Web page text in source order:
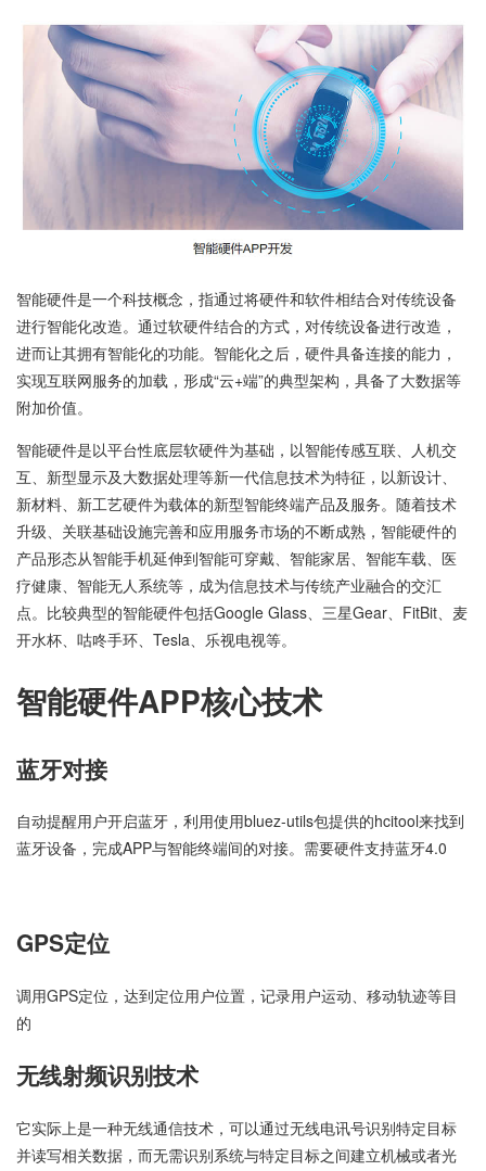
智能硬件是一个科技概念，指通过将硬件和软件相结合对传统设备
进行智能化改造。通过软硬件结合的方式，对传统设备进行改造，
进而让其拥有智能化的功能。智能化之后，硬件具备连接的能力，
实现互联网服务的加载，形成“云+端”的典型架构，具备了大数据等
附加价值。
智能硬件是以平台性底层软硬件为基础，以智能传感互联、人机交
互、新型显示及大数据处理等新一代信息技术为特征，以新设计、
新材料、新工艺硬件为载体的新型智能终端产品及服务。随着技术
升级、关联基础设施完善和应用服务市场的不断成熟，智能硬件的
产品形态从智能手机延伸到智能可穿戴、智能家居、智能车载、医
疗健康、智能无人系统等，成为信息技术与传统产业融合的交汇
点。比较典型的智能硬件包括Google Glass、三星Gear、FitBit、麦
开水杯、咕咚手环、Tesla、乐视电视等。
智能硬件APP核心技术
蓝牙对接
自动提醒用户开启蓝牙，利用使用bluez-utils包提供的hcitool来找到
蓝牙设备，完成APP与智能终端间的对接。需要硬件支持蓝牙4.0
GPS定位
调用GPS定位，达到定位用户位置，记录用户运动、移动轨迹等目
的
无线射频识别技术
它实际上是一种无线通信技术，可以通过无线电讯号识别特定目标
并读写相关数据，而无需识别系统与特定目标之间建立机械或者光